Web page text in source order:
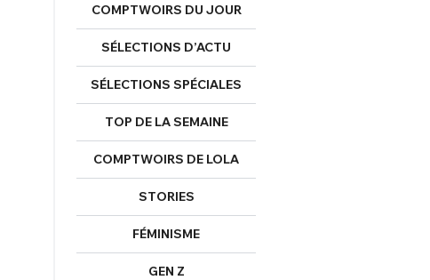
COMPTWOIRS DU JOUR
SÉLECTIONS D’ACTU
SÉLECTIONS SPÉCIALES
TOP DE LA SEMAINE
COMPTWOIRS DE LOLA
STORIES
FÉMINISME
GEN Z